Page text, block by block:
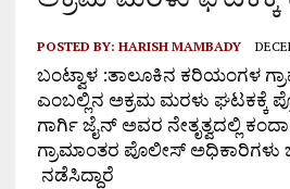
POSTED BY: HARISH MAMBADY
ಬಂಟ್ವಾಳ :ತಾಲೂಕಿನ ಕರಿಯಂಗಳ
ಎಂಬಲ್ಲಿನ ಅಕ್ರಮ ಮರಳು ಘಟಕಕ್ಕೆ
ಗಾರ್ಗಿ ಜೈನ್ ಅವರ ನೇತೃತ್ವದಲ್ಲಿ
ಗ್ರಾಮಾಂತರ ಪೊಲೀಸ್
ನಡೆಸಿದ್ದಾರೆ